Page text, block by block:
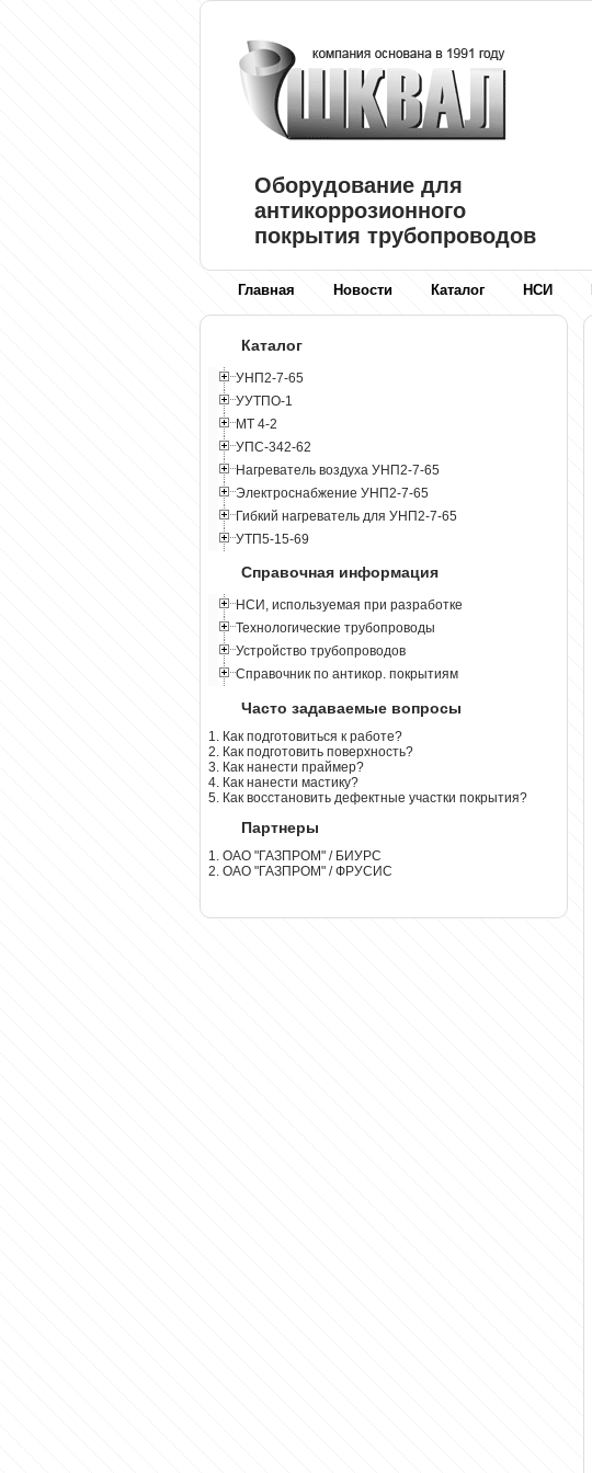
Оборудование для
антикоррозионного
покрытия трубопроводов
Главная Новости Каталог НСИ
Каталог
УНП2-7-65
УУТПО-1
МТ 4-2
УПС-342-62
Нагреватель воздуха УНП2-7-65
Электроснабжение УНП2-7-65
Гибкий нагреватель для УНП2-7-65
УТП5-15-69
Справочная информация
НСИ, используемая при разработке
Технологические трубопроводы
Устройство трубопроводов
Справочник по антикор. покрытиям
Часто задаваемые вопросы
1. Как подготовиться к работе?
2. Как подготовить поверхность?
3. Как нанести праймер?
4. Как нанести мастику?
5. Как восстановить дефектные участки покрытия?
Партнеры
1. ОАО "ГАЗПРОМ" / БИУРС
2. ОАО "ГАЗПРОМ" / ФРУСИС